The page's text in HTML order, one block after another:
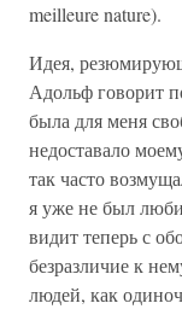
meilleure nature).
Идея,
Адольф говорит
была для меня
недоставало
так часто
я уже не был
видит теперь с
безразличие к
людей, как